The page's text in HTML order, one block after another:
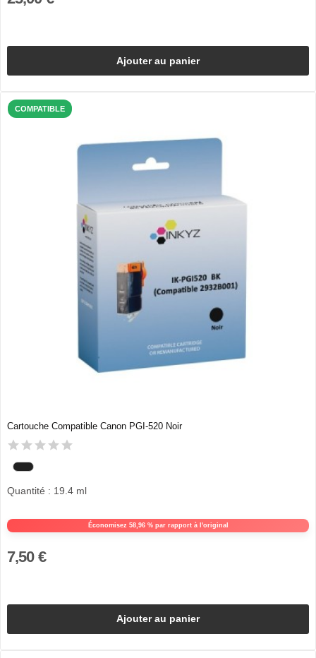
Ajouter au panier
COMPATIBLE
Cartouche Compatible Canon PGI-520 Noir
Économisez 58,96 % par rapport à l'original
Quantité : 19.4 ml
7,50 €
Ajouter au panier